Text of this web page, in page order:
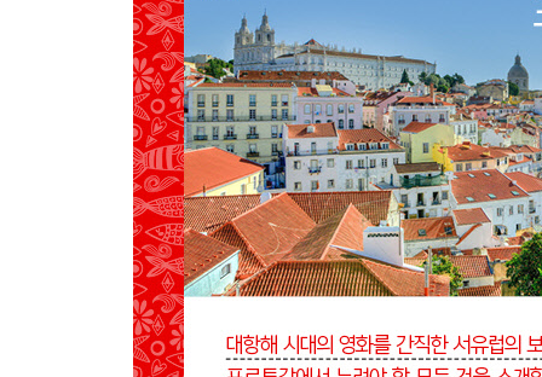
리스보아
PREVIEW
GET AROUND
MAP
ONE FINE DAY
01 알파마&그라사
MAP
SEE